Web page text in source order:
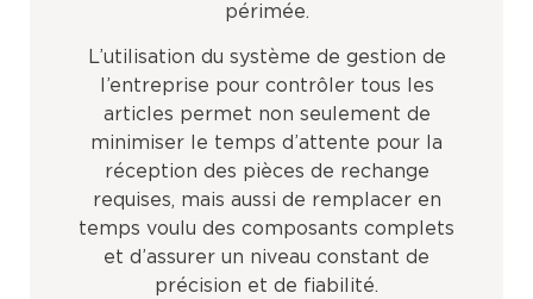
périmée.
L’utilisation du système de gestion de
l’entreprise pour contrôler tous les
articles permet non seulement de
minimiser le temps d’attente pour la
réception des pièces de rechange
requises, mais aussi de remplacer en
temps voulu des composants complets
et d’assurer un niveau constant de
précision et de fiabilité.